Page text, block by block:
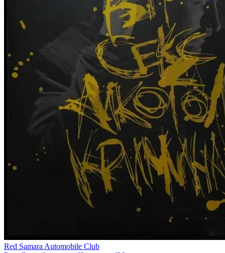
Red Samara Automobile Club